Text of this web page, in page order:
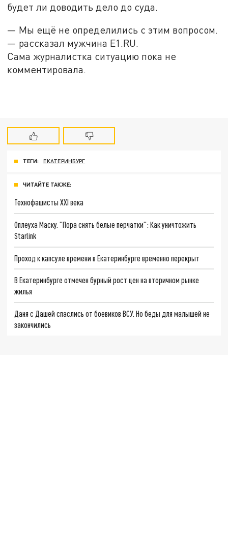
будет ли доводить дело до суда.
— Мы ещё не определились с этим вопросом.
— рассказал мужчина Е1.RU.
Сама журналистка ситуацию пока не
комментировала.
ТЕГИ: ЕКАТЕРИНБУРГ
ЧИТАЙТЕ ТАКЖЕ:
Технофашисты XXI века
Оплеуха Маску. "Пора снять белые перчатки": Как уничтожить
Starlink
Проход к капсуле времени в Екатеринбурге временно перекрыт
В Екатеринбурге отмечен бурный рост цен на вторичном рынке
жилья
Даня с Дашей спаслись от боевиков ВСУ. Но беды для малышей не
закончились